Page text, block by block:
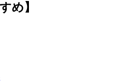
め】